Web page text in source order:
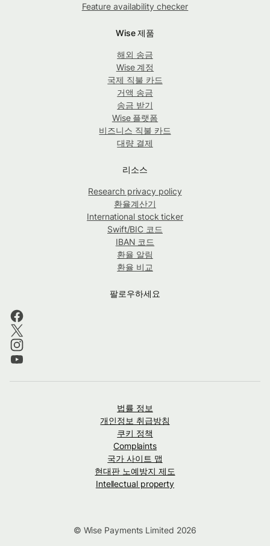
Feature availability checker
Wise 제품
해외 송금
Wise 계정
국제 직불 카드
거액 송금
송금 받기
Wise 플랫폼
비즈니스 직불 카드
대량 결제
리소스
Research privacy policy
환율계산기
International stock ticker
Swift/BIC 코드
IBAN 코드
환율 알림
환율 비교
팔로우하세요
법률 정보
개인정보 취급방침
쿠키 정책
Complaints
국가 사이트 맵
현대판 노예방지 제도
Intellectual property
© Wise Payments Limited 2026